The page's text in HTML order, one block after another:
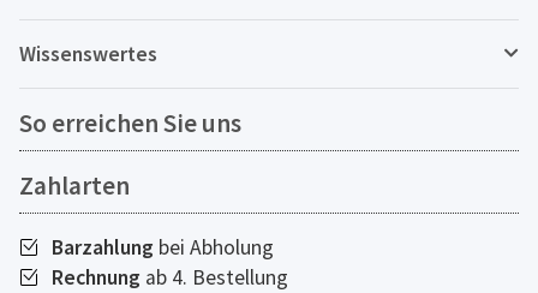
Wissenswertes
So erreichen Sie uns
Zahlarten
Barzahlung bei Abholung
Rechnung ab 4. Bestellung